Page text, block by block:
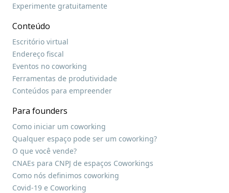
Experimente gratuitamente
Conteúdo
Escritório virtual
Endereço fiscal
Eventos no coworking
Ferramentas de produtividade
Conteúdos para empreender
Para founders
Como iniciar um coworking
Qualquer espaço pode ser um coworking?
O que você vende?
CNAEs para CNPJ de espaços Coworkings
Como nós definimos coworking
Covid-19 e Coworking